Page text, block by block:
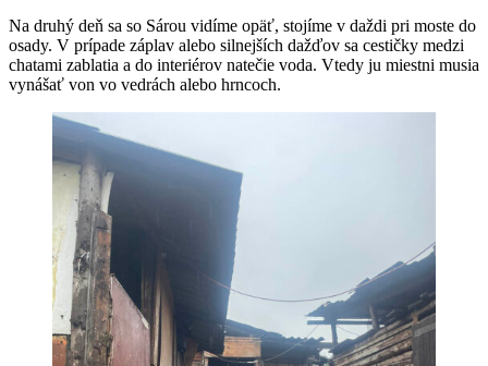
Na druhý deň sa so Sárou vidíme opäť, stojíme v daždi pri moste do
osady. V prípade záplav alebo silnejších dažďov sa cestičky medzi
chatami zablatia a do interiérov natečie voda. Vtedy ju miestni musia
vynášať von vo vedrách alebo hrncoch.